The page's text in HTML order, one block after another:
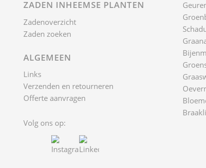
ZADEN INHEEMSE PLANTEN
Zadenoverzicht
Zaden zoeken
ALGEMEEN
Links
Verzenden en retourneren
Offerte aanvragen
Volg ons op: